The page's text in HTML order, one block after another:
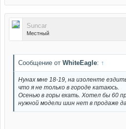
Suncar
Местный
Сообщение от WhiteEagle: ↑
Нунах мне 18-19, на изоленте
что я не только в городе катаюсь.
Осенью в горы ехать. Хотел бы 60
нужной модели шин нет в продаже